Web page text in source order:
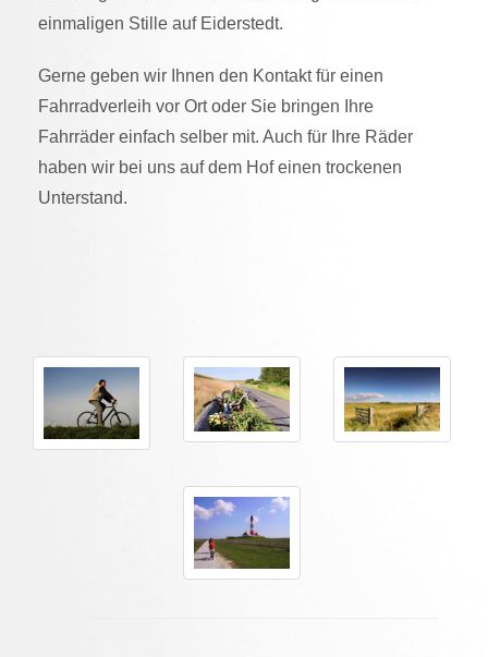
einmaligen Stille auf Eiderstedt.
Gerne geben wir Ihnen den Kontakt für einen
Fahrradverleih vor Ort oder Sie bringen Ihre
Fahrräder einfach selber mit. Auch für Ihre Räder
haben wir bei uns auf dem Hof einen trockenen
Unterstand.